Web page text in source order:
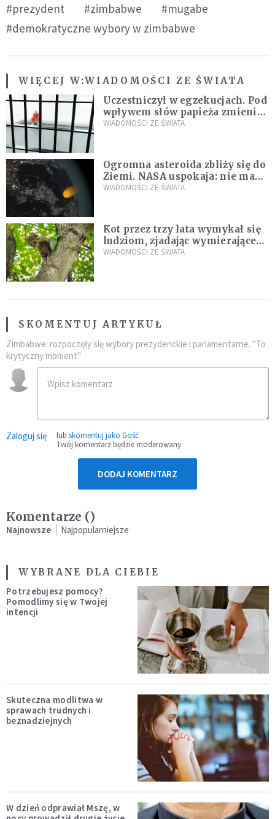
#prezydent #zimbabwe
#mugabe
#demokratyczne wybory w zimbabwe
WIĘCEJ W:WIADOMOŚCI ZE ŚWIATA
Uczestniczył w egzekucjach. Pod
wpływem słów papieża zmienił
zdanie
WIADOMOŚCI ZE ŚWIATA
Ogromna asteroida zbliży się do
Ziemi. NASA uspokaja: nie ma
zagrożenia
WIADOMOŚCI ZE ŚWIATA
Kot przez trzy lata wymykał się
ludziom, zjadając wymierające
kaczki. W końcu popełnił
WIADOMOŚCI ZE ŚWIATA
SKOMENTUJ ARTYKUŁ
Zimbabwe: rozpoczęły się wybory prezydenckie i parlamentarne. "To
krytyczny moment"
Zaloguj się lub skomentuj jako Gość
Twój komentarz będzie moderowany
DODAJ KOMENTARZ
Komentarze ()
Najnowsze Najpopularniejsze
WYBRANE DLA CIEBIE
Potrzebujesz pomocy?
Pomodlimy się w Twojej
intencji
Skuteczna modlitwa w
sprawach trudnych i
beznadziejnych
W dzień odprawiał Mszę, w